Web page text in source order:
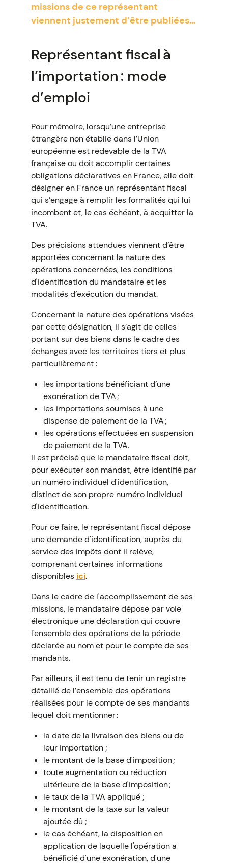
missions de ce représentant
viennent justement d’être publiées…
Représentant fiscal à
l’importation : mode
d’emploi
Pour mémoire, lorsqu’une entreprise
étrangère non établie dans l’Union
européenne est redevable de la TVA
française ou doit accomplir certaines
obligations déclaratives en France, elle doit
désigner en France un représentant fiscal
qui s’engage à remplir les formalités qui lui
incombent et, le cas échéant, à acquitter la
TVA.
Des précisions attendues viennent d’être
apportées concernant la nature des
opérations concernées, les conditions
d'identification du mandataire et les
modalités d’exécution du mandat.
Concernant la nature des opérations visées
par cette désignation, il s’agit de celles
portant sur des biens dans le cadre des
échanges avec les territoires tiers et plus
particulièrement :
les importations bénéficiant d’une
exonération de TVA ;
les importations soumises à une
dispense de paiement de la TVA ;
les opérations effectuées en suspension
de paiement de la TVA.
Il est précisé que le mandataire fiscal doit,
pour exécuter son mandat, être identifié par
un numéro individuel d'identification,
distinct de son propre numéro individuel
d'identification.
Pour ce faire, le représentant fiscal dépose
une demande d'identification, auprès du
service des impôts dont il relève,
comprenant certaines informations
disponibles ici.
Dans le cadre de l'accomplissement de ses
missions, le mandataire dépose par voie
électronique une déclaration qui couvre
l'ensemble des opérations de la période
déclarée au nom et pour le compte de ses
mandants.
Par ailleurs, il est tenu de tenir un registre
détaillé de l’ensemble des opérations
réalisées pour le compte de ses mandants
lequel doit mentionner :
la date de la livraison des biens ou de
leur importation ;
le montant de la base d'imposition ;
toute augmentation ou réduction
ultérieure de la base d'imposition ;
le taux de la TVA appliqué ;
le montant de la taxe sur la valeur
ajoutée dû ;
le cas échéant, la disposition en
application de laquelle l'opération a
bénéficié d'une exonération, d'une